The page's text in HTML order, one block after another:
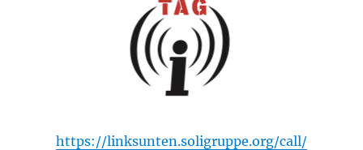
https://linksunten.soligruppe.org/call/